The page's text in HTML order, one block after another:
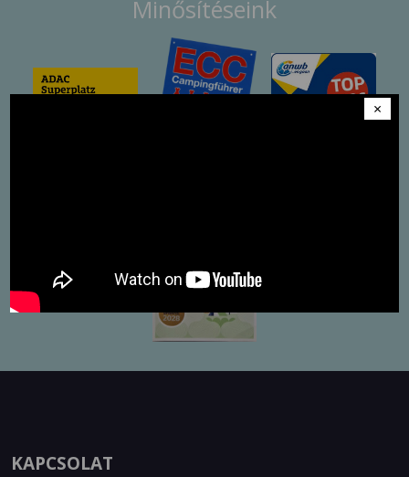
Minősítéseink
KAPCSOLAT
×